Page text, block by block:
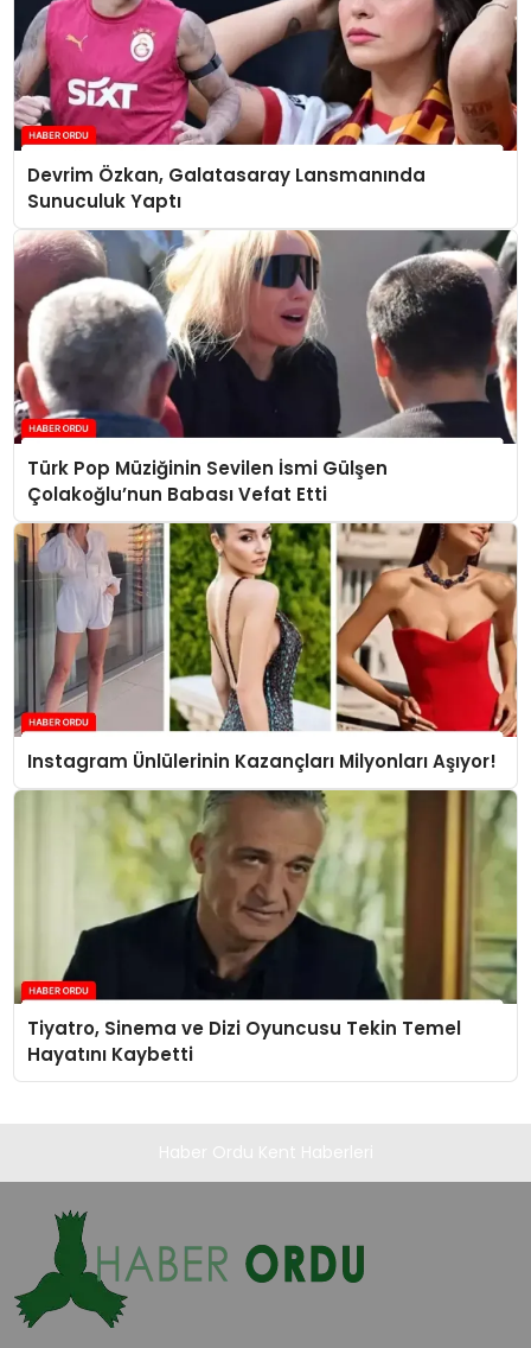
Devrim Özkan, Galatasaray Lansmanında
Sunuculuk Yaptı
Türk Pop Müziğinin Sevilen İsmi Gülşen
Çolakoğlu’nun Babası Vefat Etti
Instagram Ünlülerinin Kazançları Milyonları Aşıyor!
Tiyatro, Sinema ve Dizi Oyuncusu Tekin Temel
Hayatını Kaybetti